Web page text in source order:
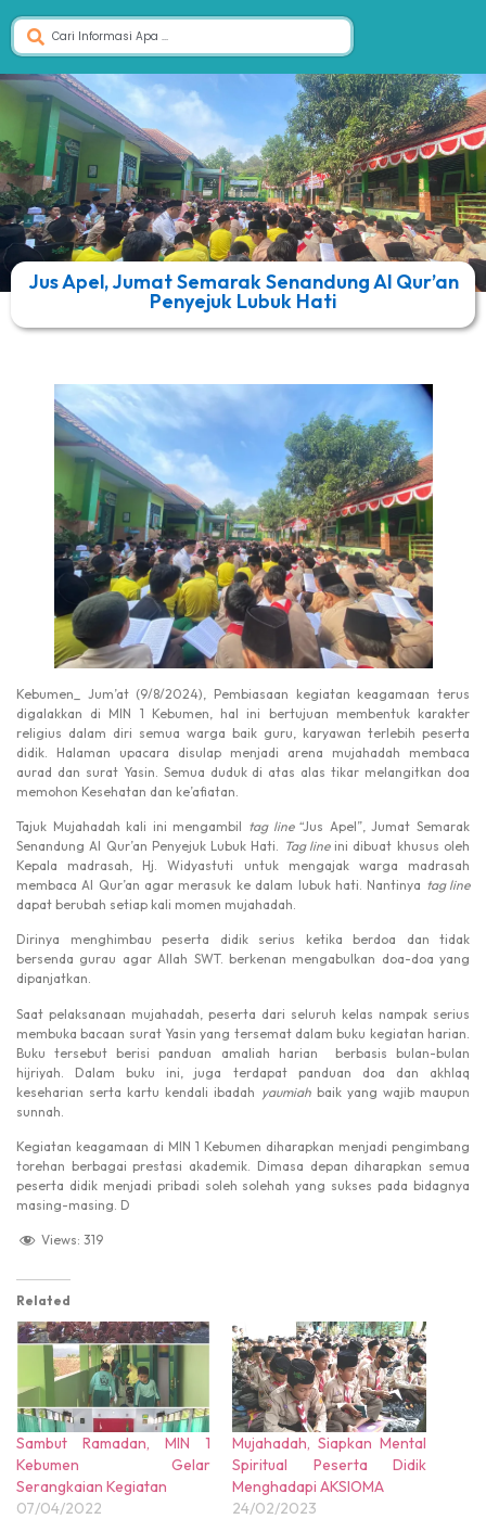
Jus Apel, Jumat Semarak Senandung Al Qur’an
Penyejuk Lubuk Hati
Kebumen_ Jum’at (9/8/2024), Pembiasaan kegiatan keagamaan terus
digalakkan di MIN 1 Kebumen, hal ini bertujuan membentuk karakter
religius dalam diri semua warga baik guru, karyawan terlebih peserta
didik. Halaman upacara disulap menjadi arena mujahadah membaca
aurad dan surat Yasin. Semua duduk di atas alas tikar melangitkan doa
memohon Kesehatan dan ke’afiatan.
Tajuk Mujahadah kali ini mengambil tag line“Jus Apel”, Jumat Semarak
Senandung Al Qur’an Penyejuk Lubuk Hati.
Tag lineini dibuat khusus oleh
Kepala madrasah, Hj. Widyastuti untuk mengajak warga madrasah
membaca Al Qur’an agar merasuk ke dalam lubuk hati. Nantinya tag line
dapat berubah setiap kali momen mujahadah.
Dirinya menghimbau peserta didik serius ketika berdoa dan tidak
bersenda gurau agar Allah SWT. berkenan mengabulkan doa-doa yang
dipanjatkan.
Saat pelaksanaan mujahadah, peserta dari seluruh kelas nampak serius
membuka bacaan surat Yasin yang tersemat dalam buku kegiatan harian.
Buku tersebut berisi panduan amaliah harian berbasis bulan-bulan
hijriyah. Dalam buku ini, juga terdapat panduan doa dan akhlaq
keseharian serta kartu kendali ibadah yaumiahbaik yang wajib maupun
sunnah.
Kegiatan keagamaan di MIN 1 Kebumen diharapkan menjadi pengimbang
torehan berbagai prestasi akademik. Dimasa depan diharapkan semua
peserta didik menjadi pribadi soleh solehah yang sukses pada bidagnya
masing-masing. D
Views: 319
Related
Sambut Ramadan, MIN 1
Kebumen Gelar
Serangkaian Kegiatan
07/04/2022
Mujahadah, Siapkan Mental
Spiritual Peserta Didik
Menghadapi AKSIOMA
24/02/2023